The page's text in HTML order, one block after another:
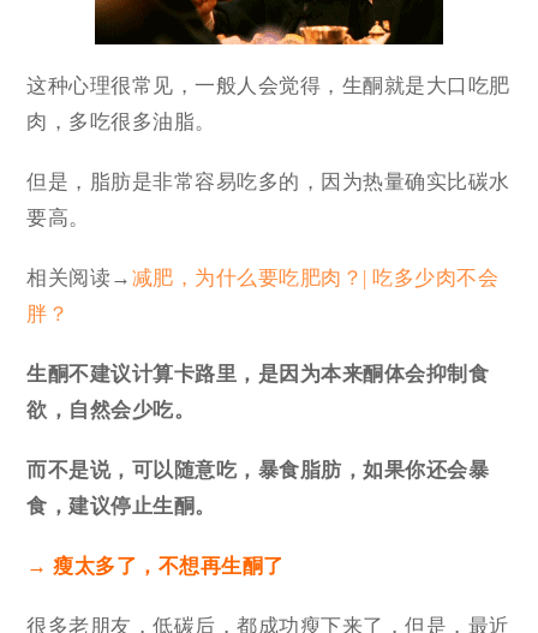
这种心理很常见，一般人会觉得，生酮就是大口吃肥
肉，多吃很多油脂。
但是，脂肪是非常容易吃多的，因为热量确实比碳水
要高。
相关阅读→ 减肥，为什么要吃肥肉？| 吃多少肉不会
胖？
生酮不建议计算卡路里，是因为本来酮体会抑制食
欲，自然会少吃。
而不是说，可以随意吃，暴食脂肪，如果你还会暴
食，建议停止生酮。
→ 瘦太多了，不想再生酮了
很多老朋友，低碳后，都成功瘦下来了，但是，最近